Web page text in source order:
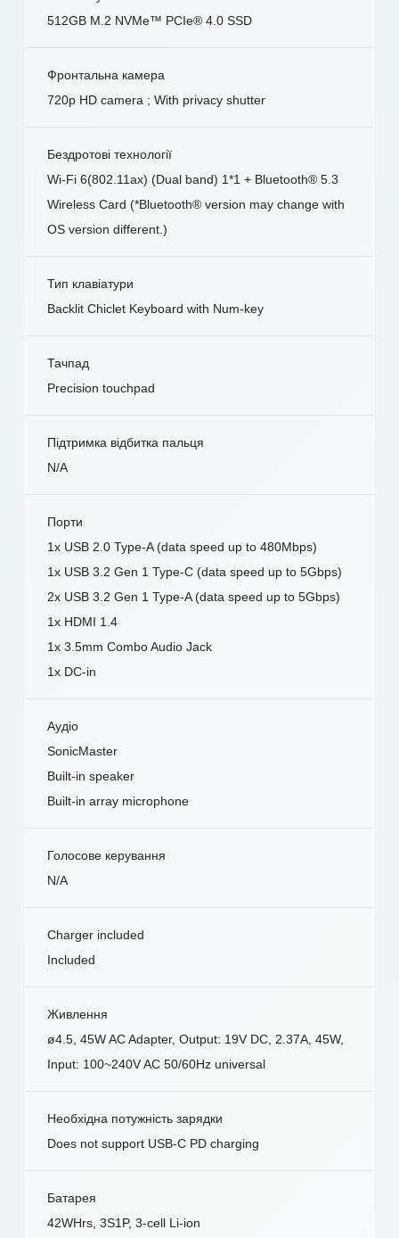
512GB M.2 NVMe™ PCIe® 4.0 SSD
Фронтальна камера
720p HD camera ; With privacy shutter
Бездротові технології
Wi-Fi 6(802.11ax) (Dual band) 1*1 + Bluetooth® 5.3
Wireless Card (*Bluetooth® version may change with
OS version different.)
Тип клавіатури
Backlit Chiclet Keyboard with Num-key
Тачпад
Precision touchpad
Підтримка відбитка пальця
N/A
Порти
1x USB 2.0 Type-A (data speed up to 480Mbps)
1x USB 3.2 Gen 1 Type-C (data speed up to 5Gbps)
2x USB 3.2 Gen 1 Type-A (data speed up to 5Gbps)
1x HDMI 1.4
1x 3.5mm Combo Audio Jack
1x DC-in
Аудіо
SonicMaster
Built-in speaker
Built-in array microphone
Голосове керування
N/A
Charger included
Included
Живлення
ø4.5, 45W AC Adapter, Output: 19V DC, 2.37A, 45W,
Input: 100~240V AC 50/60Hz universal
Необхідна потужність зарядки
Does not support USB-C PD charging
Батарея
42WHrs, 3S1P, 3-cell Li-ion